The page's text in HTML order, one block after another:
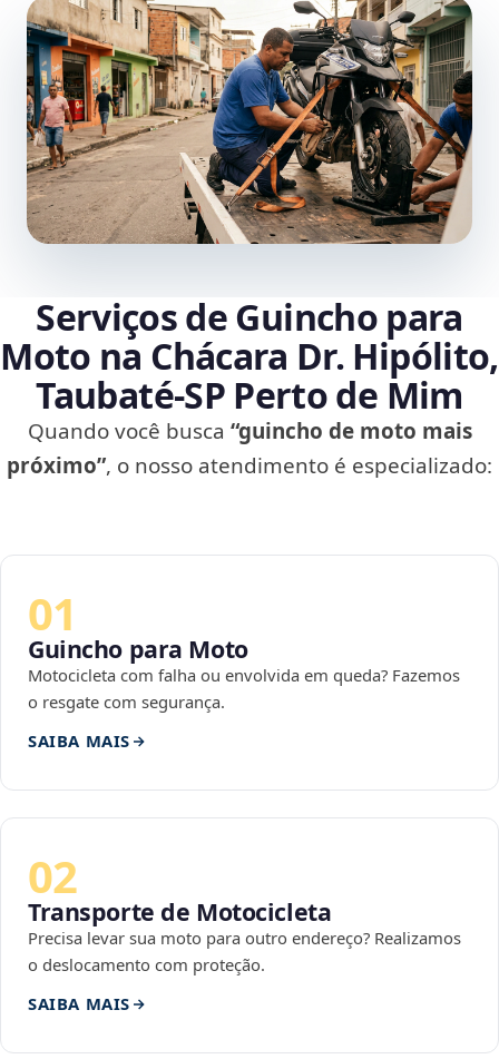
Serviços de Guincho para
Moto na Chácara Dr. Hipólito,
Taubaté‑SP Perto de Mim
Quando você busca “guincho de moto mais
próximo”, o nosso atendimento é especializado:
01
Guincho para Moto
Motocicleta com falha ou envolvida em queda? Fazemos
o resgate com segurança.
SAIBA MAIS
02
Transporte de Motocicleta
Precisa levar sua moto para outro endereço? Realizamos
o deslocamento com proteção.
SAIBA MAIS